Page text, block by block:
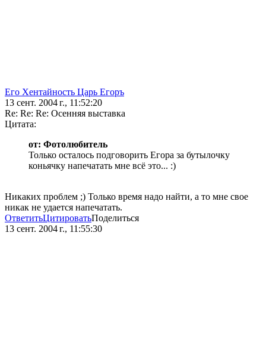
Его Хентайность Царь Егоръ
13 сент. 2004 г., 11:52:20
Re: Re: Re: Осенняя выставка
Цитата:
от: Фотолюбитель
Только осталось подговорить Егора за бутылочку
коньячку напечатать мне всё это... :)
Никаких проблем ;) Только время надо найти, а то мне свое
никак не удается напечатать.
ОтветитьЦитироватьПоделиться
13 сент. 2004 г., 11:55:30